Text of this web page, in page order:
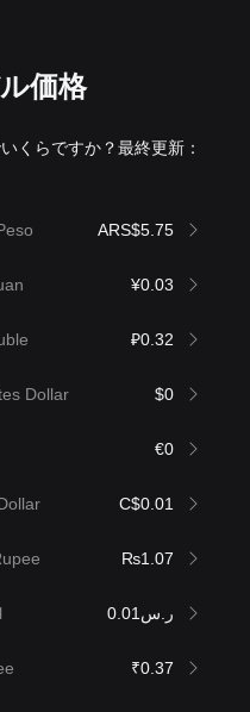
価格
くらですか？最終更新：
ARS$5.75
¥0.03
₽0.32
Dollar $0
€0
C$0.01
₨1.07
ر.س0.01
₹0.37